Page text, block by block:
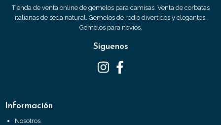
Tienda de venta online de gemelos para camisas. Venta de corbatas
italianas de seda natural. Gemelos de rodio divertidos y elegantes.
Gemelos para novios.
Síguenos
Información
Nosotros